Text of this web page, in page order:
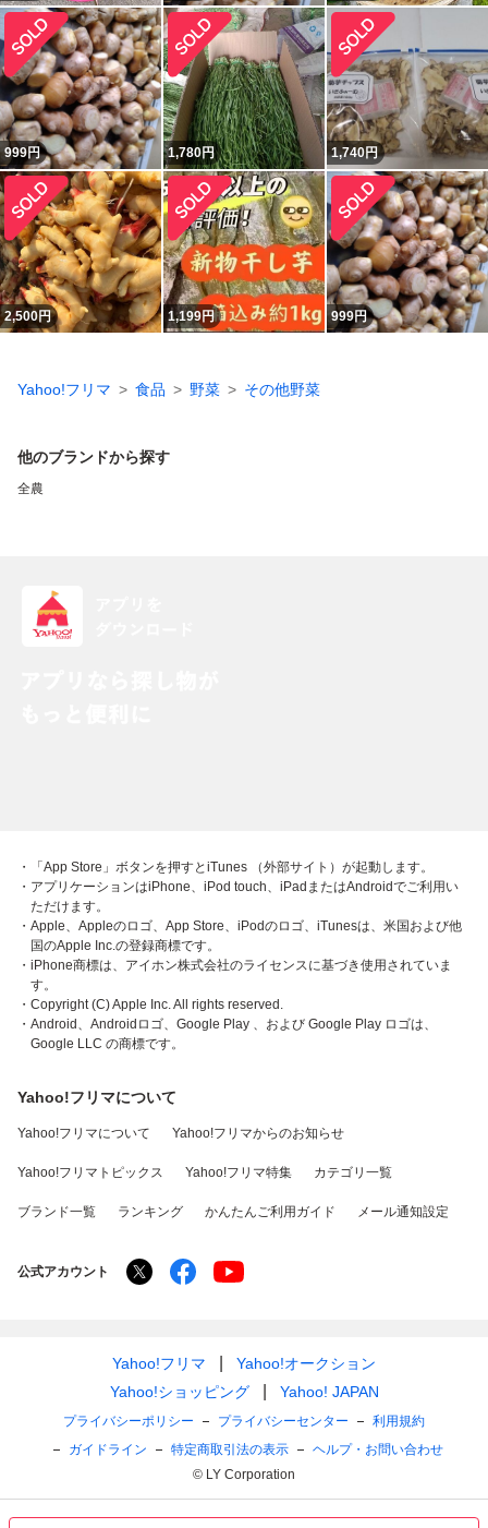
999円 1,780円 1,740円
2,500円 1,199円 999円
Yahoo!フリマ 食品 野菜 その他野菜
他のブランドから探す
全農
・「App Store」ボタンを押すとiTunes （外部サイト）が起動します。
・アプリケーションはiPhone、iPod touch、iPadまたはAndroidでご利用い
ただけます。
・Apple、Appleのロゴ、App Store、iPodのロゴ、iTunesは、米国および他
国のApple Inc.の登録商標です。
・iPhone商標は、アイホン株式会社のライセンスに基づき使用されていま
す。
・Copyright (C) Apple Inc. All rights reserved.
・Android、Androidロゴ、Google Play 、および Google Play ロゴは、
Google LLC の商標です。
Yahoo!フリマについて
Yahoo!フリマについて Yahoo!フリマからのお知らせ
Yahoo!フリマトピックス Yahoo!フリマ特集 カテゴリ一覧
ブランド一覧 ランキング かんたんご利用ガイド メール通知設定
公式アカウント
Yahoo!フリマ
Yahoo!オークション
Yahoo!ショッピング
Yahoo! JAPAN
プライバシーポリシー プライバシーセンター
利用規約
ガイドライン
特定商取引法の表示
ヘルプ・お問い合わせ
© LY Corporation